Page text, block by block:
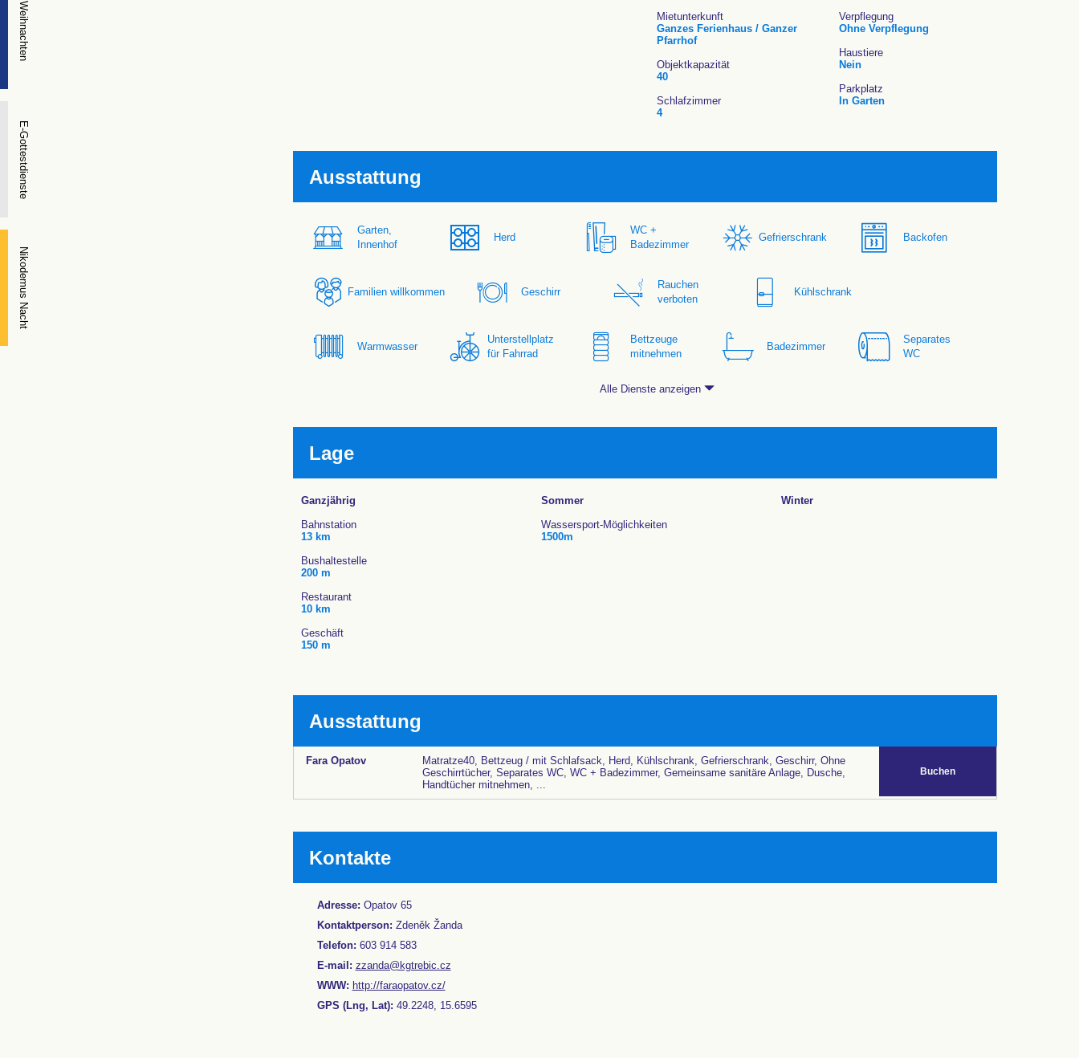
Mietunterkunft
Ganzes Ferienhaus / Ganzer
Pfarrhof
Objektkapazität
40
Schlafzimmer
4
Verpflegung
Ohne Verpflegung
Haustiere
Nein
Parkplatz
In Garten
Ausstattung
Garten,
Innenhof
Herd
WC +
Badezimmer
Gefrierschrank Backofen
Familien willkommen Geschirr
Rauchen
verboten
Kühlschrank
Warmwasser
Unterstellplatz
für Fahrrad
Bettzeuge
mitnehmen
Badezimmer
Separates
WC
Alle Dienste anzeigen
Lage
Ganzjährig
Bahnstation
13 km
Bushaltestelle
200 m
Restaurant
10 km
Geschäft
150 m
Sommer
Wassersport-Möglichkeiten
1500m
Winter
Ausstattung
Fara Opatov
Matratze40, Bettzeug / mit Schlafsack, Herd, Kühlschrank, Gefrierschrank, Geschirr, Ohne
Geschirrtücher, Separates WC, WC + Badezimmer, Gemeinsame sanitäre Anlage, Dusche,
Handtücher mitnehmen, ...
Buchen
Kontakte
Adresse: Opatov 65
Kontaktperson: Zdeněk Žanda
Telefon: 603 914 583
E-mail: zzanda@kgtrebic.cz
WWW: http://faraopatov.cz/
GPS (Lng, Lat): 49.2248, 15.6595
Nikodemus Nacht
Weihnachten
E-Gottestdienste